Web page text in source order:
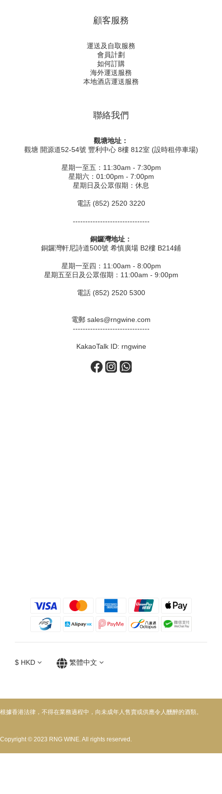
顧客服務
運送及自取服務
會員計劃
如何訂購
海外運送服務
本地酒店運送服務
聯絡我們
觀塘地址：
觀塘 開源道52-54號 豐利中心 8樓 812室 (設時租停車場)
星期一至五：11:30am - 7:30pm
星期六：01:00pm - 7:00pm
星期日及公眾假期：休息
電話 (852) 2520 3220
-------------------------------
銅鑼灣地址：
銅鑼灣軒尼詩道500號 希慎廣場 B2樓 B214鋪
星期一至四：11:00am - 8:00pm
星期五至日及公眾假期：11:00am - 9:00pm
電話 (852) 2520 5300
電郵 sales@rngwine.com
-------------------------------
KakaoTalk ID: rngwine
$ HKD 繁體中文
根據香港法律，不得在業務過程中，向未成年人售賣或供應令人醺醉的酒類。
Copyright © 2023 RNG WINE. All rights reserved.